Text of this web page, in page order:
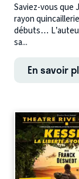
Saviez-vous que
rayon
débuts…
sa...
En savoir